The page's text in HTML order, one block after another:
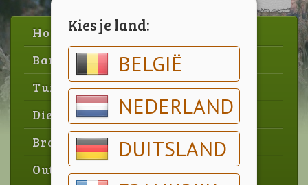
Kies je land:
BELGIË
NEDERLAND
DUITSLAND
Home
Barbecue
Tuin
Dier
Brood & gebak
Outlet